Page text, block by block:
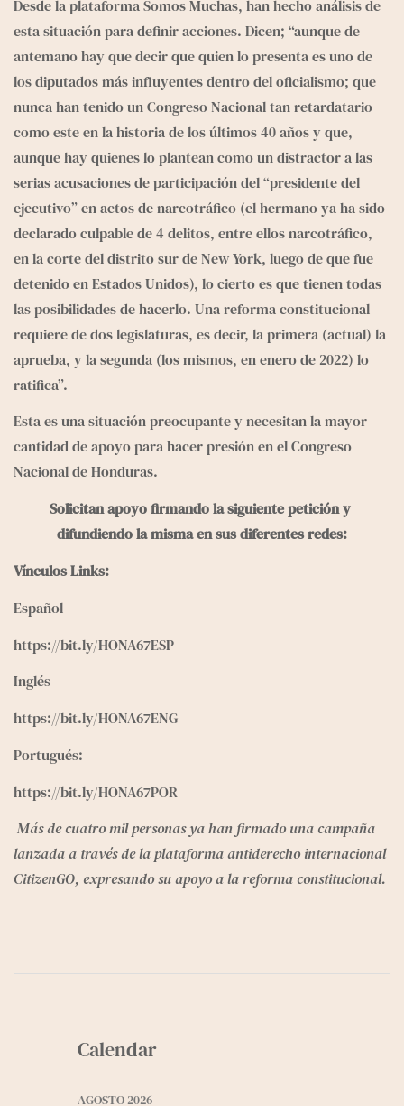
Desde la plataforma Somos Muchas, han hecho análisis de
esta situación para definir acciones. Dicen; “aunque de
antemano hay que decir que quien lo presenta es uno de
los diputados más influyentes dentro del oficialismo; que
nunca han tenido un Congreso Nacional tan retardatario
como este en la historia de los últimos 40 años y que,
aunque hay quienes lo plantean como un distractor a las
serias acusaciones de participación del “presidente del
ejecutivo” en actos de narcotráfico (el hermano ya ha sido
declarado culpable de 4 delitos, entre ellos narcotráfico,
en la corte del distrito sur de New York, luego de que fue
detenido en Estados Unidos), lo cierto es que tienen todas
las posibilidades de hacerlo. Una reforma constitucional
requiere de dos legislaturas, es decir, la primera (actual) la
aprueba, y la segunda (los mismos, en enero de 2022) lo
ratifica”.
Esta es una situación preocupante y necesitan la mayor
cantidad de apoyo para hacer presión en el Congreso
Nacional de Honduras.
Solicitan apoyo firmando la siguiente petición y
difundiendo la misma en sus diferentes redes:
Vínculos Links:
Español
https://bit.ly/HONA67ESP
Inglés
https://bit.ly/HONA67ENG
Portugués:
https://bit.ly/HONA67POR
Más de cuatro mil personas ya han firmado una campaña
lanzada a través de la plataforma antiderecho internacional
CitizenGO, expresando su apoyo a la reforma constitucional.
Calendar
AGOSTO 2026